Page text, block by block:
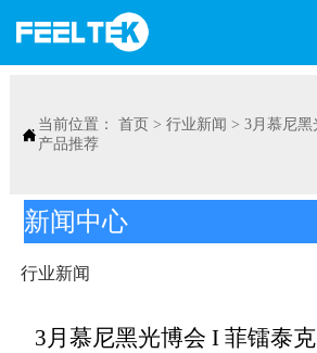

当前位置： 首页 > 行业新闻 > 3月慕尼
产品推荐
新闻中心
行业新闻
3月慕尼黑光博会 I 菲镭泰